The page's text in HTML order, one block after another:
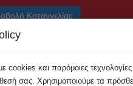
Καταγγελίας
Αρχική
cookies και παρόμοιες
σας. Χρησιμοποιούμε τα